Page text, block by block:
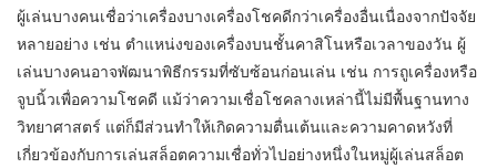
ผู้เล่นบางคนเชื่อว่าเครื่องบางเครื่องโชคดีกว่าเครื่องอื่นเนื่องจากปัจจัย
หลายอย่าง เช่น ตำแหน่งของเครื่องบนชั้นคาสิโนหรือเวลาของวัน ผู้
เล่นบางคนอาจพัฒนาพิธีกรรมที่ซับซ้อนก่อนเล่น เช่น การถูเครื่องหรือ
จูบนิ้วเพื่อความโชคดี แม้ว่าความเชื่อโชคลางเหล่านี้ไม่มีพื้นฐานทาง
วิทยาศาสตร์ แต่ก็มีส่วนทำให้เกิดความตื่นเต้นและความคาดหวังที่
เกี่ยวข้องกับการเล่นสล็อตความเชื่อทั่วไปอย่างหนึ่งในหมู่ผู้เล่นสล็อต